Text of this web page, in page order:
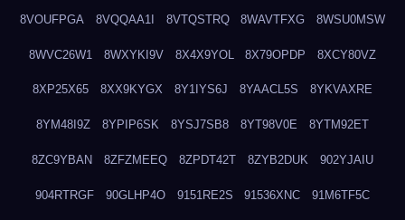
8VOUFPGA 8VQQAA1I 8VTQSTRQ 8WAVTFXG 8WSU0MSW
8WVC26W1 8WXYKI9V 8X4X9YOL 8X79OPDP 8XCY80VZ
8XP25X65 8XX9KYGX 8Y1IYS6J 8YAACL5S 8YKVAXRE
8YM48I9Z 8YPIP6SK 8YSJ7SB8 8YT98V0E 8YTM92ET
8ZC9YBAN 8ZFZMEEQ 8ZPDT42T 8ZYB2DUK 902YJAIU
904RTRGF 90GLHP4O 9151RE2S 91536XNC 91M6TF5C